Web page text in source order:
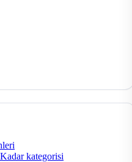
kategorisi